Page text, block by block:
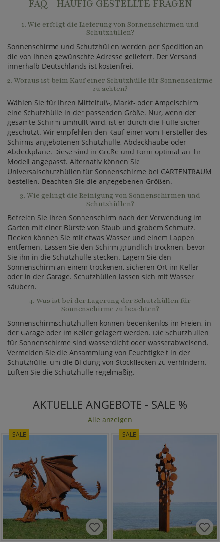
FAQ - HÄUFIG GESTELLTE FRAGEN
1. Wie erfolgt die Lieferung von Sonnenschirmen und
Schutzhüllen?
Sonnenschirme und Schutzhüllen werden per Spedition an
die von Ihnen gewünschte Adresse geliefert. Der Versand
innerhalb Deutschlands ist kostenfrei.
2. Woraus ist beim Kauf einer Schutzhülle für Sonnenschirme
zu achten?
Wählen Sie für Ihren Mittelfuß-, Markt- oder Ampelschirm
eine Schutzhülle in der passenden Größe. Nur, wenn der
gesamte Schirm umhüllt wird, ist er durch die Hülle sicher
geschützt. Wir empfehlen den Kauf einer vom Hersteller des
Schirms angebotenen Schutzhülle, Abdeckhaube oder
Abdeckplane. Diese sind in Größe und Form optimal an Ihr
Modell angepasst. Alternativ können Sie
Universalschutzhüllen für Sonnenschirme bei GARTENTRAUM
bestellen. Beachten Sie die angegebenen Größen.
3. Wie gelingt die Reinigung von Sonnenschirmen und
Schutzhüllen?
Befreien Sie Ihren Sonnenschirm nach der Verwendung im
Garten mit einer Bürste von Staub und grobem Schmutz.
Flecken können Sie mit etwas Wasser und einem Lappen
entfernen. Lassen Sie den Schirm gründlich trocknen, bevor
Sie ihn in die Schutzhülle stecken. Lagern Sie den
Sonnenschirm an einem trockenen, sicheren Ort im Keller
oder in der Garage. Schutzhüllen lassen sich mit Wasser
säubern.
4. Was ist bei der Lagerung der Schutzhüllen für
Sonnenschirme zu beachten?
Sonnenschirmschutzhüllen können bedenkenlos im Freien, in
der Garage oder im Keller gelagert werden. Die Schutzhüllen
für Sonnenschirme sind wasserdicht oder wasserabweisend.
Vermeiden Sie die Ansammlung von Feuchtigkeit in der
Schutzhülle, um die Bildung von Stockflecken zu verhindern.
Lüften Sie die Schutzhülle regelmäßig.
AKTUELLE ANGEBOTE - SALE %
Alle anzeigen
SALE SALE